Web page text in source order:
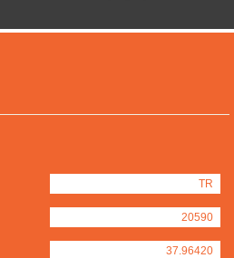
TR
20590
37.96420